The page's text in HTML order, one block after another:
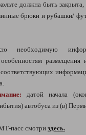
должна быть
брюки и рубашки/
необходимую
датой начала
автобуса из (в)
пасс смотри здесь.